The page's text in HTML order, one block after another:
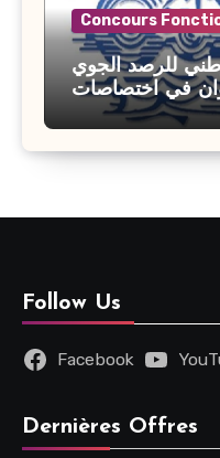
Concours
للرصد الجوي
في اختصاصات
Follow Us
Facebook
Dernières Offres